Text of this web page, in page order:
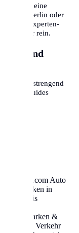
eine
wie Berlin oder
Experten-
8:00 Uhr rein.
sind
wie anstrengend
Guides
Auto
in
Parken &
Auto Verkehr